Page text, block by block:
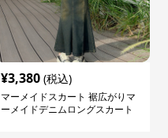
¥3,380 (税込)
マーメイドスカート 裾広がりマ
ーメイドデニムロングスカート